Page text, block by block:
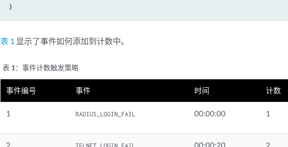
表 1 显示了事件如何添加到计数中。
表 1： 事件计数触发策略
事件编号 事件 时间 计数
1 RADIUS_LOGIN_FAIL 00:00:00 1
2 00:00:20 2